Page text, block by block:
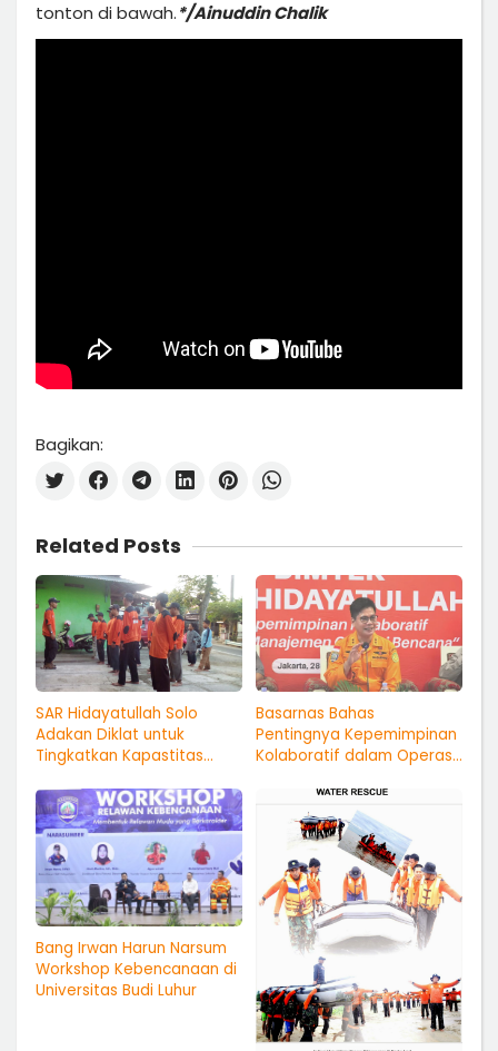
tonton di bawah.*/Ainuddin Chalik
Bagikan:
Related Posts
SAR Hidayatullah Solo
Adakan Diklat untuk
Tingkatkan Kapastitas
Basarnas Bahas
Pentingnya Kepemimpinan
Kolaboratif dalam Operasi
Bang Irwan Harun Narsum
Workshop Kebencanaan di
Universitas Budi Luhur